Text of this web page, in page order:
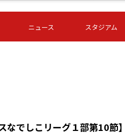
いちご
-
第16
ニュース スタジアム
でしこリーグ１部第10節】